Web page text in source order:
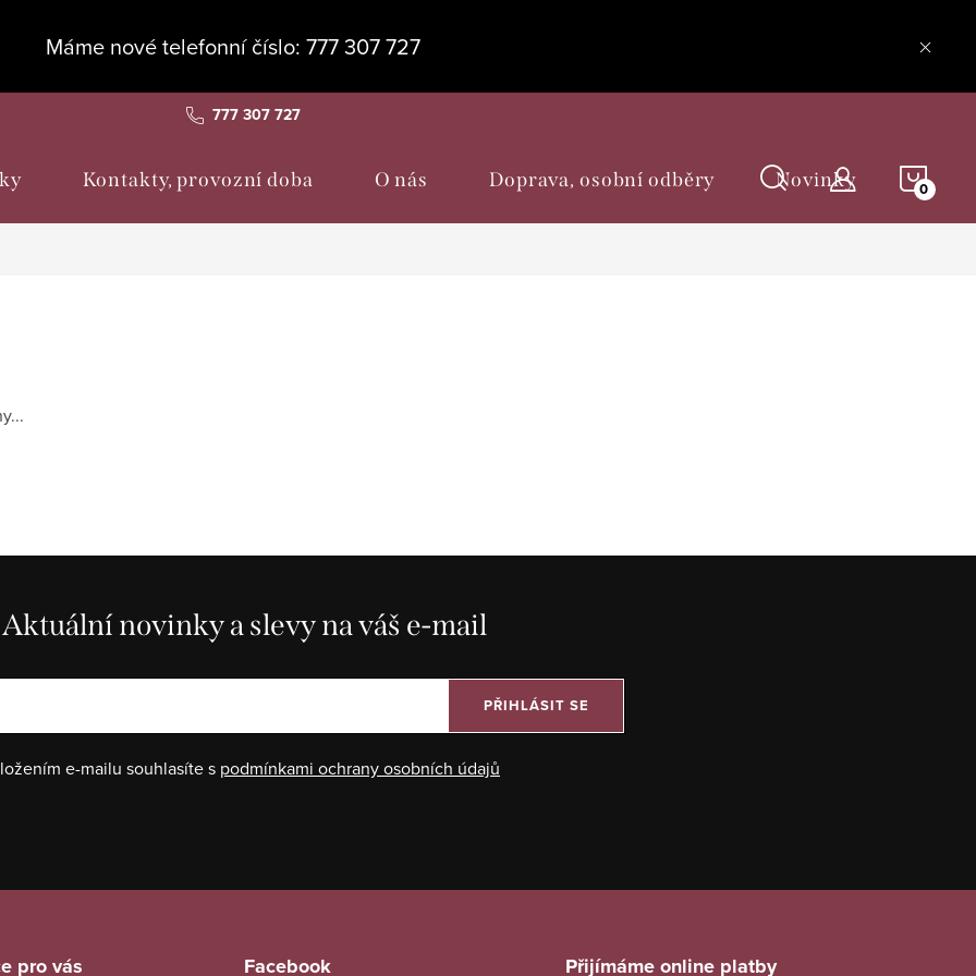
Máme nové telefonní číslo: 777 307 727
777 307 727
Kontakty, provozní doba O nás Doprava, osobní odběry Novinky
Aktuální novinky a slevy na váš e-mail
e-mailu souhlasíte s podmínkami ochrany osobních údajů
PŘIHLÁSIT SE
pro vás Facebook Přijímáme online platby